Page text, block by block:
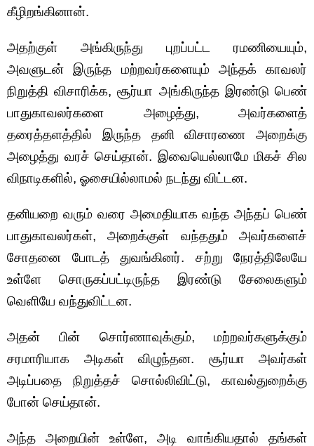
கீழிறங்கினான்.
அதற்குள் அங்கிருந்து புறப்பட்ட ரமணியையும்,
அவளுடன் இருந்த மற்றவர்களையும் அந்தக் காவலர்
நிறுத்தி விசாரிக்க, சூர்யா அங்கிருந்த இரண்டு பெண்
பாதுகாவலர்களை அழைத்து, அவர்களைத்
தரைத்தளத்தில் இருந்த தனி விசாரணை அறைக்கு
அழைத்து வரச் செய்தான். இவையெல்லாமே மிகச் சில
விநாடிகளில், ஓசையில்லாமல் நடந்து விட்டன.
தனியறை வரும் வரை அமைதியாக வந்த அந்தப் பெண்
பாதுகாவலர்கள், அறைக்குள் வந்ததும் அவர்களைச்
சோதனை போடத் துவங்கினர். சற்று நேரத்திலேயே
உள்ளே சொருகப்பட்டிருந்த இரண்டு சேலைகளும்
வெளியே வந்துவிட்டன.
அதன் பின் சொர்ணாவுக்கும், மற்றவர்களுக்கும்
சரமாரியாக அடிகள் விழுந்தன. சூர்யா அவர்கள்
அடிப்பதை நிறுத்தச் சொல்லிவிட்டு, காவல்துறைக்கு
போன் செய்தான்.
அந்த அறையின் உள்ளே, அடி வாங்கியதால் தங்கள்